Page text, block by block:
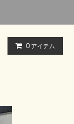
0 アイテム